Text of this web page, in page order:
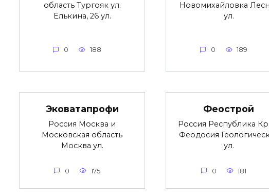
область Тургояк ул.
Елькина, 26 ул.
0 188
Новомихайловка
ул.
0 189
Эковатапрофи
Россия Москва и
Московская область
Москва ул.
0 175
Феострой
Россия Республика
Феодосия
ул.
0 181